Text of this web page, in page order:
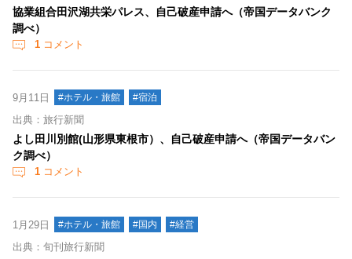
協業組合田沢湖共栄パレス、自己破産申請へ（帝国データバンク
調べ）
1 コメント
9月11日 #ホテル・旅館 #宿泊
出典：旅行新聞
よし田川別館(山形県東根市）、自己破産申請へ（帝国データバン
ク調べ）
1 コメント
1月29日 #ホテル・旅館 #国内 #経営
出典：旬刊旅行新聞